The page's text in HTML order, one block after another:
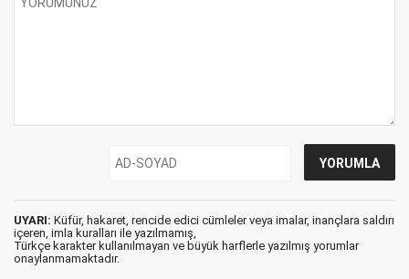
UYARI: Küfür, hakaret, rencide edici cümleler veya imalar, inançlara saldırı
içeren, imla kuralları ile yazılmamış,
Türkçe karakter kullanılmayan ve büyük harflerle yazılmış yorumlar
onaylanmamaktadır.